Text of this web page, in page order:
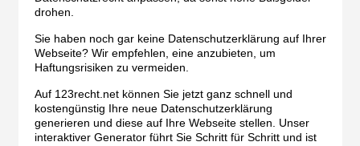
drohen.
Sie haben noch gar keine Datenschutzerklärung auf Ihrer
Webseite? Wir empfehlen, eine anzubieten, um
Haftungsrisiken zu vermeiden.
Auf 123recht.net können Sie jetzt ganz schnell und
kostengünstig Ihre neue Datenschutzerklärung
generieren und diese auf Ihre Webseite stellen. Unser
interaktiver Generator führt Sie Schritt für Schritt und ist